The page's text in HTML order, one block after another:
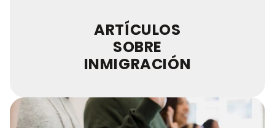
ARTÍCULOS
SOBRE
INMIGRACIÓN